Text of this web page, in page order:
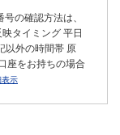
の確認方法は、
タイミング 平日
以外の時間帯 原
座をお持ちの場合
表示